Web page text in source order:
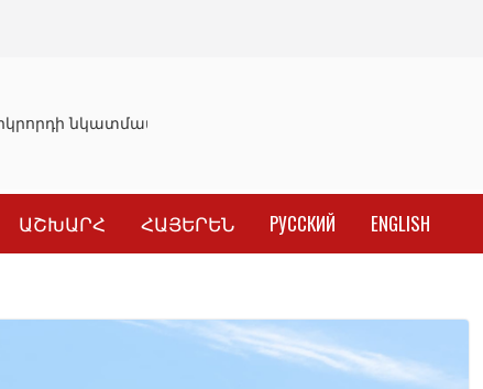
նկատմամբ սահմանափակման վերացման որոշումը
ԱՇԽԱՐՀ ՀԱՅԵՐԵՆ РУССКИЙ ENGLISH